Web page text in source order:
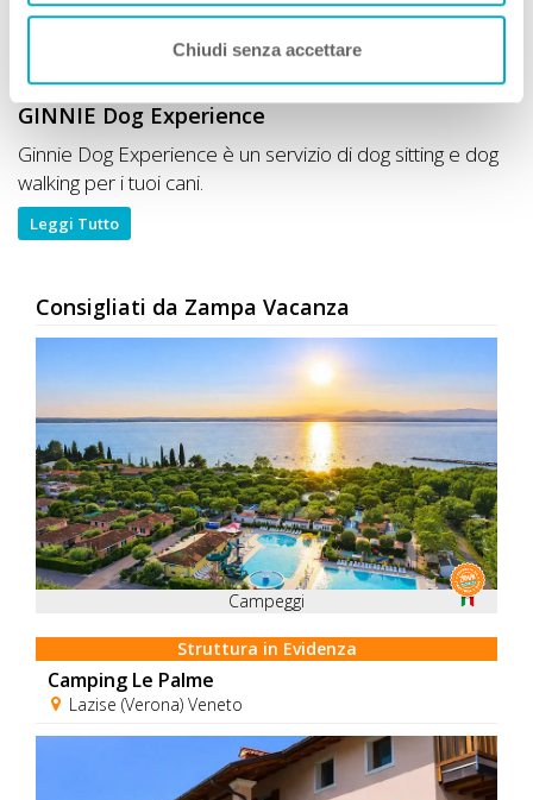
Chiudi senza accettare
GINNIE Dog Experience
Ginnie Dog Experience è un servizio di dog sitting e dog
walking per i tuoi cani.
Leggi Tutto
Consigliati da Zampa Vacanza
Campeggi
Struttura in Evidenza
Camping Le Palme
Lazise (Verona) Veneto